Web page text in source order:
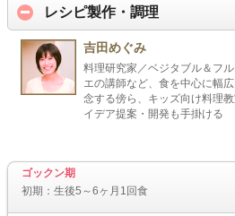
レシピ製作・調理
吉田めぐみ
料理研究家／ベジタブル＆フ
エの講師など、食を中心に幅
念する傍ら、キッズ向け料理
イデア提案・開発も手掛ける
ゴックン期
初期：生後5～6ヶ月1回食